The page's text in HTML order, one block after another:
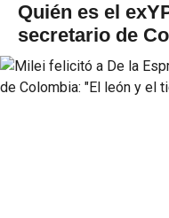
Quién es el
secretario de